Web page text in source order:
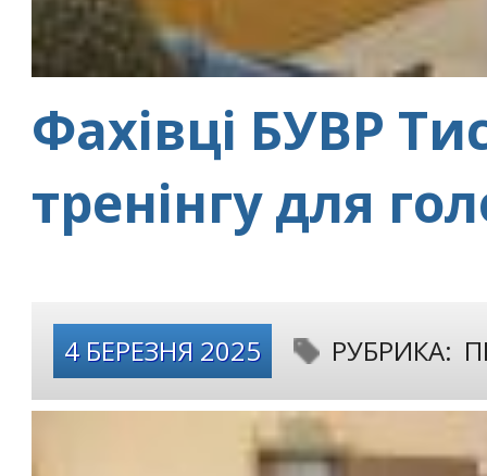
Фахівці БУВР
тренінгу для
4 БЕРЕЗНЯ 2025 РУБРИКА: